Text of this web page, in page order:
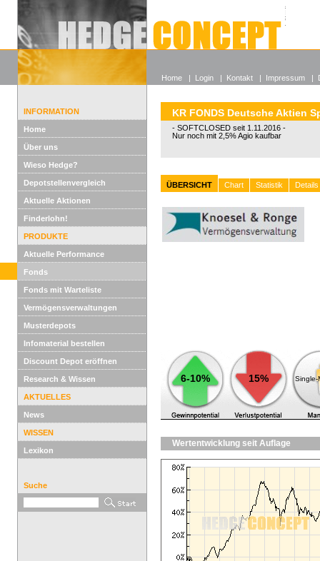
Alle
Wieso
INFORMATION
Home
Über uns
Wieso Hedge?
Depotstellenvergleich
Aktuelle Aktionen
Finderlohn!
PRODUKTE
Aktuelle Performance
Fonds
Fonds mit Warteliste
Vermögensverwaltungen
Musterdepots
Infomaterial bestellen
Discount Depot eröffnen
Research & Wissen
AKTUELLES
News
WISSEN
Lexikon
Suche
KR FONDS Deutsche Aktien
- SOFTCLOSED seit 1.11.2016 -
Nur noch mit 2,5% Agio kaufbar
ÜBERSICHT Chart Statistik Details
6-10% 15% Single-
Wertentwicklung seit Auflage
Home | Login | Kontakt | Impressum |